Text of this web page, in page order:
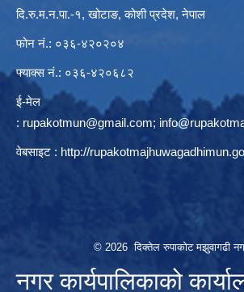
दि.रु.म.न.पा.-१, खोटाङ, कोशी प्रदेश, नेपाल
फोन नं.: ०३६-४२०२०४
फ्याक्स नं.: ०३६-४२०६८२
ई-मेल
: rupakotmun@gmail.com;
वेबसाइट : http://
© 2026 दिक्तेल रुपाकोट मझुवागढी
नगर कार्यपालिकाको